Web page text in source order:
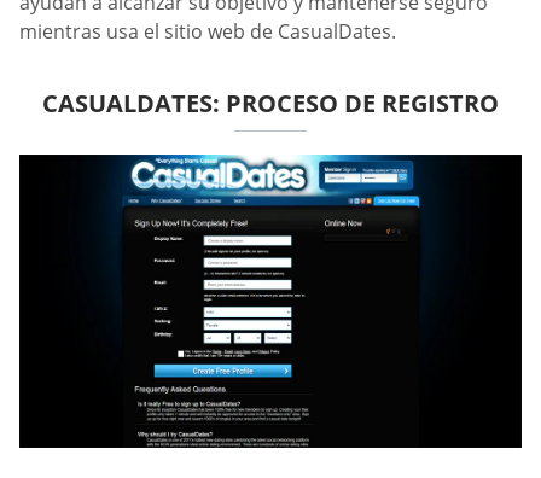
mientras usa el sitio web de CasualDates.
СASUALDATES: PROCESO DE REGISTRO